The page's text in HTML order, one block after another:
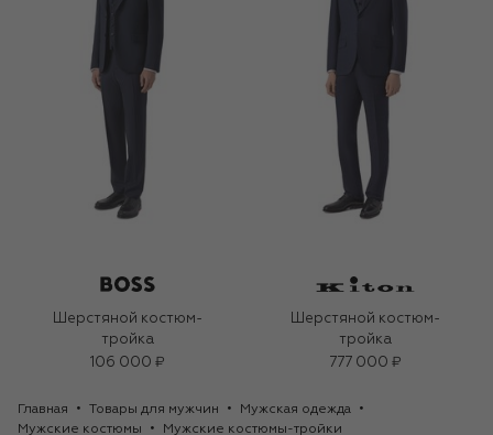
Шерстяной костюм-
тройка
106 000 ₽
Шерстяной костюм-
тройка
777 000 ₽
Главная Товары для мужчин
Мужская одежда
Мужские костюмы
Мужские костюмы-тройки